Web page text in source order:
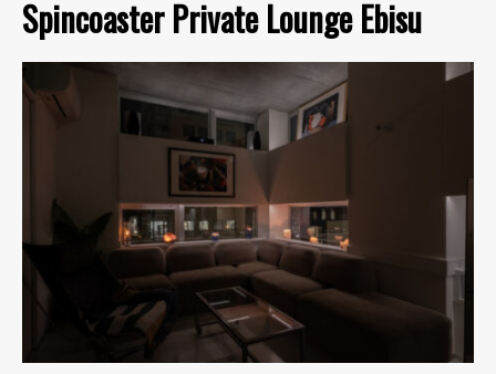
Spincoaster Private Lounge Ebisu